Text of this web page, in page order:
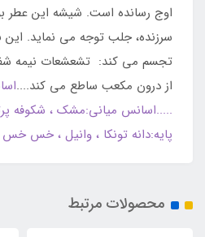
اوج رسانده است. شیشه این عطر
سرزنده، جلب توجه می نماید.
تجسم می کند: تشعشعات نیمه
از درون مکعب ساطع می کند....
.....اسانس میانی:مشک ، شکوفه
پایه:دانه تونکا ، وانیل ، خس
محصولات مرتبط